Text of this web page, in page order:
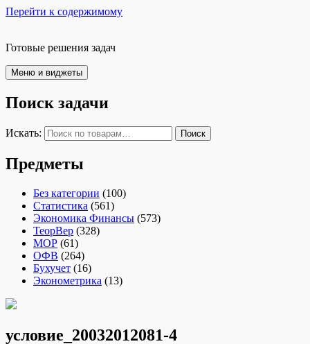
Перейти к содержимому
Готовые решения задач
Меню и виджеты
Поиск задачи
Искать: Поиск
Предметы
Без категории (100)
Статистика (561)
Экономика Финансы (573)
ТеорВер (328)
МОР (61)
ОФВ (264)
Бухучет (16)
Эконометрика (13)
условие_20032012081-4